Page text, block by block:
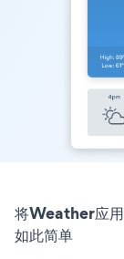
将Weather应
如此简单